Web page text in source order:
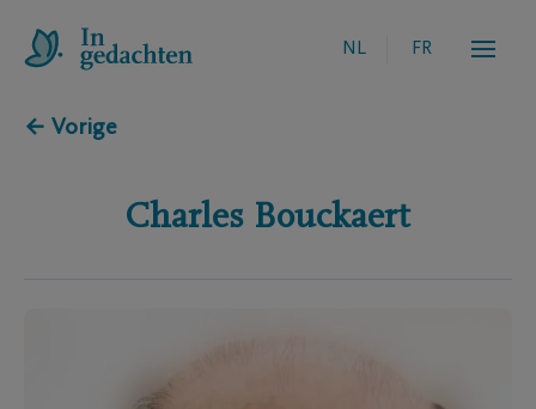
NL FR
← Vorige
Charles Bouckaert